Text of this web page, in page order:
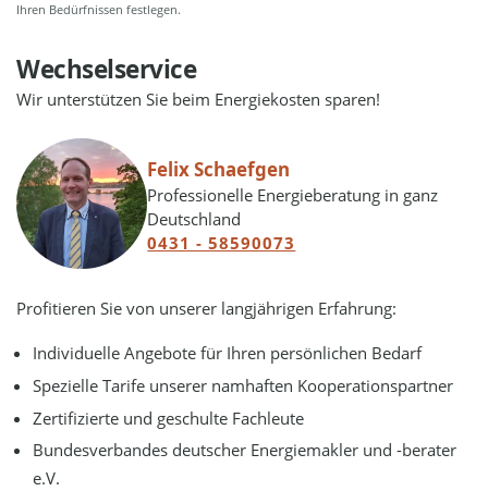
Ihren Bedürfnissen festlegen.
Wechselservice
Wir unterstützen Sie beim Energiekosten sparen!
Felix Schaefgen
Professionelle Energieberatung in ganz
Deutschland
0431 - 58590073
Profitieren Sie von unserer langjährigen Erfahrung:
Individuelle Angebote für Ihren persönlichen Bedarf
Spezielle Tarife unserer namhaften Kooperationspartner
Zertifizierte und geschulte Fachleute
Bundesverbandes deutscher Energiemakler und -berater
e.V.